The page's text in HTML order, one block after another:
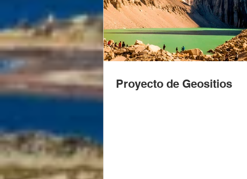
Proyecto de Geositios